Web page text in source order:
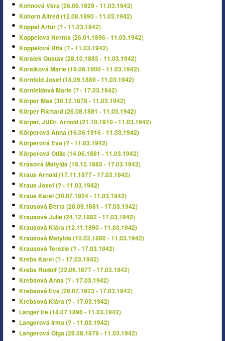
Kohnová Věra (26.06.1929 - 11.03.1942)
Kohorn Alfred (12.08.1890 - 11.03.1942)
Koppel Artur (? - 11.03.1942)
Koppelová Herma (26.01.1896 - 11.03.1942)
Koppelová Rita (? - 11.03.1942)
Koralek Gustav (28.10.1883 - 11.03.1942)
Koralková Marie (19.06.1900 - 11.03.1942)
Kornfeld Josef (18.09.1889 - 11.03.1942)
Kornfeldová Marie (? - 17.03.1942)
Körper Max (30.12.1878 - 11.03.1942)
Körper Richard (26.08.1881 - 11.03.1942)
Körper, JUDr. Arnold (21.10.1910 - 11.03.1942)
Körperová Anna (16.06.1916 - 11.03.1942)
Körperová Eva (? - 11.03.1942)
Körperová Otilie (14.06.1881 - 11.03.1942)
Krásová Matylda (18.12.1883 - 17.03.1942)
Kraus Arnold (17.11.1877 - 17.03.1942)
Kraus Josef (? - 11.03.1942)
Kraus Karel (30.07.1924 - 11.03.1942)
Krausová Berta (28.09.1881 - 17.03.1942)
Krausová Julie (24.12.1882 - 17.03.1942)
Krausová Klára (12.11.1890 - 11.03.1942)
Krausová Matylda (10.02.1880 - 11.03.1942)
Krausová Terezie (? - 17.03.1942)
Krebs Karel (? - 17.03.1942)
Krebs Rudolf (22.06.1877 - 17.03.1942)
Krebsová Anna (? - 17.03.1942)
Krebsová Eva (26.07.1923 - 17.03.1942)
Krebsová Klára (? - 17.03.1942)
Langer Ire (18.07.1896 - 11.03.1942)
Langerová Irma (? - 11.03.1942)
Langerová Olga (28.08.1879 - 11.03.1942)